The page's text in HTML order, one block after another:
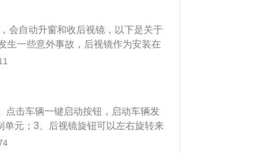
会自动升窗和收后视镜，以下是关于
生一些意外事故，后视镜作为安装在
最易受到冲击，为最大程度避免擦
把后视镜折叠，不仅保护镜面，还可
点击车辆一键启动按钮，启动车辆发
元；3、后视镜旋钮可以左右旋转来
开启后视镜自动折叠功能。奥迪q5